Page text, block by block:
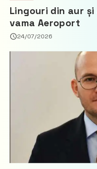
Lingouri din aur
vama Aeroport
24/07/2026